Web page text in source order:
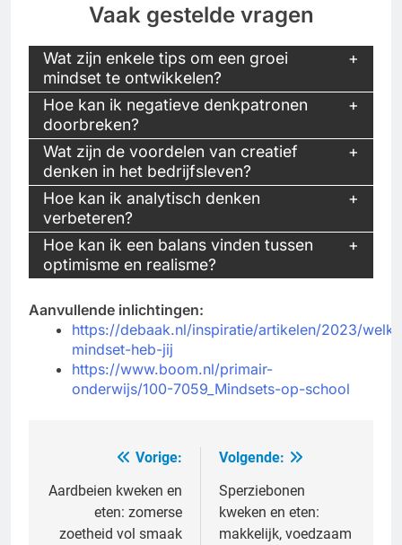
Vaak gestelde vragen
Wat zijn enkele tips om een groei
mindset te ontwikkelen?
Hoe kan ik negatieve denkpatronen
doorbreken?
Wat zijn de voordelen van creatief
denken in het bedrijfsleven?
Hoe kan ik analytisch denken
verbeteren?
Hoe kan ik een balans vinden tussen
optimisme en realisme?
Aanvullende inlichtingen:
https://debaak.nl/inspiratie/artikelen/2023/
mindset-heb-jij
https://www.boom.nl/primair-
onderwijs/100-7059_Mindsets-op-school
navigatie
Vorige:
Aardbeien kweken en
eten: zomerse
zoetheid vol smaak
Volgende:
Sperziebonen
kweken en eten:
makkelijk, voedzaam